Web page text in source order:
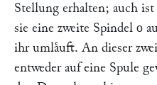
Stellung erhalten; auch
sie eine zweite Spindel o
ihr umlaͤuft. An dieser
entweder auf eine Spule